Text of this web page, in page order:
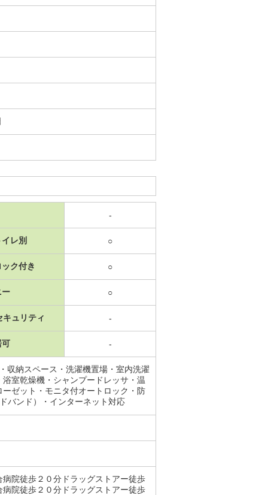
-
レ別 ○
ク付き ○
ー ○
キュリティ -
可 -
収納スペース・洗濯機置場・室内洗濯
室乾燥機・シャンプードレッサ・温
ゼット・モニタ付オートロック・防
バンド）・インターネット対応
院徒歩２０分ドラッグストアー徒歩
院徒歩２０分ドラッグストアー徒歩